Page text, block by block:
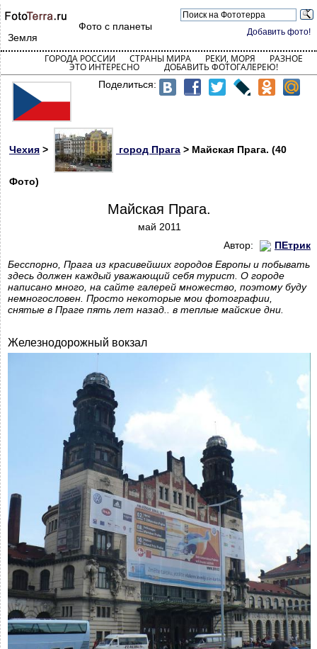
Добавить фото!
Фото с планеты
Земля
ГОРОДА РОССИИ СТРАНЫ МИРА РЕКИ, МОРЯ РАЗНОЕ
ЭТО ИНТЕРЕСНО ДОБАВИТЬ ФОТОГАЛЕРЕЮ!
Поделиться:
Чехия > город Прага > Майская Прага. (40
Фото)
Майская Прага.
май 2011
Автор:
ПЕтрик
Бесспорно, Прага из красивейших городов Европы и побывать
здесь должен каждый уважающий себя турист. О городе
написано много, на сайте галерей множество, поэтому буду
немногословен. Просто некоторые мои фотографии,
снятые в Праге пять лет назад.. в теплые майские дни.
Железнодорожный вокзал